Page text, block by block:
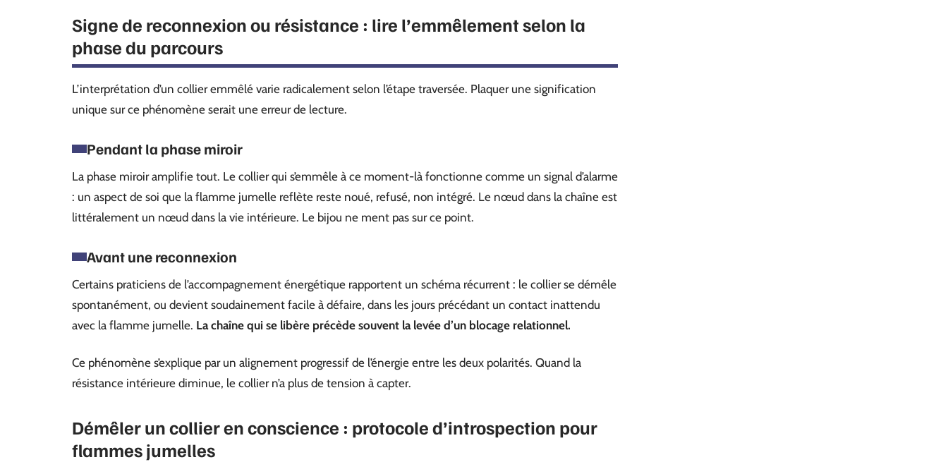
Signe de reconnexion ou résistance : lire l’emmêlement selon la
phase du parcours
L’interprétation d’un collier emmêlé varie radicalement selon l’étape traversée. Plaquer une signification
unique sur ce phénomène serait une erreur de lecture.
Pendant la phase miroir
La phase miroir amplifie tout. Le collier qui s’emmêle à ce moment-là fonctionne comme un signal d’alarme
: un aspect de soi que la flamme jumelle reflète reste noué, refusé, non intégré. Le nœud dans la chaîne est
littéralement un nœud dans la vie intérieure. Le bijou ne ment pas sur ce point.
Avant une reconnexion
Certains praticiens de l’accompagnement énergétique rapportent un schéma récurrent : le collier se démêle
spontanément, ou devient soudainement facile à défaire, dans les jours précédant un contact inattendu
avec la flamme jumelle. La chaîne qui se libère précède souvent la levée d’un blocage relationnel.
Ce phénomène s’explique par un alignement progressif de l’énergie entre les deux polarités. Quand la
résistance intérieure diminue, le collier n’a plus de tension à capter.
Démêler un collier en conscience : protocole d’introspection pour
flammes jumelles